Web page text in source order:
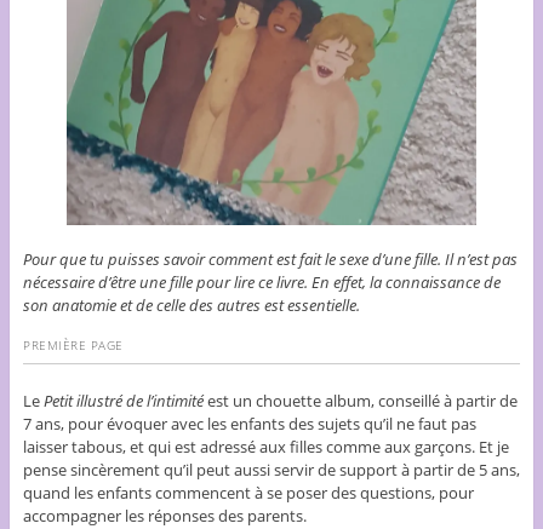
Pour que tu puisses savoir comment est fait le sexe d’une fille. Il n’est pas
nécessaire d’être une fille pour lire ce livre. En effet, la connaissance de
son anatomie et de celle des autres est essentielle.
PREMIÈRE PAGE
LePetit illustré de l’intimitéest un chouette album, conseillé à partir de
7 ans, pour évoquer avec les enfants des sujets qu’il ne faut pas
laisser tabous, et qui est adressé aux filles comme aux garçons. Et je
pense sincèrement qu’il peut aussi servir de support à partir de 5 ans,
quand les enfants commencent à se poser des questions, pour
accompagner les réponses des parents.